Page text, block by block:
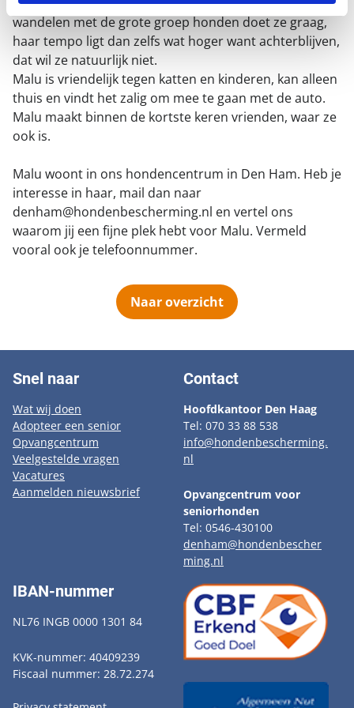
wandelen met de grote groep honden doet ze graag,
haar tempo ligt dan zelfs wat hoger want achterblijven,
dat wil ze natuurlijk niet.
Malu is vriendelijk tegen katten en kinderen, kan alleen
thuis en vindt het zalig om mee te gaan met de auto.
Malu maakt binnen de kortste keren vrienden, waar ze
ook is.
Malu woont in ons hondencentrum in Den Ham. Heb je
interesse in haar, mail dan naar
denham@hondenbescherming.nl en vertel ons
waarom jij een fijne plek hebt voor Malu. Vermeld
vooral ook je telefoonnummer.
Naar overzicht
Snel naar
Wat wij doen
Adopteer een senior
Opvangcentrum
Veelgestelde vragen
Vacatures
Aanmelden nieuwsbrief
Contact
Hoofdkantoor Den Haag
Tel: 070 33 88 538
info@hondenbescherming.
nl
Opvangcentrum voor
seniorhonden
Tel: 0546-430100
denham@hondenbescher
ming.nl
IBAN-nummer
NL76 INGB 0000 1301 84
KVK-nummer: 40409239
Fiscaal nummer: 28.72.274